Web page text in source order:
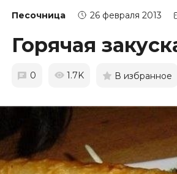
Песочница 26 февраля 2013
Горячая
0 1.7K В избранное